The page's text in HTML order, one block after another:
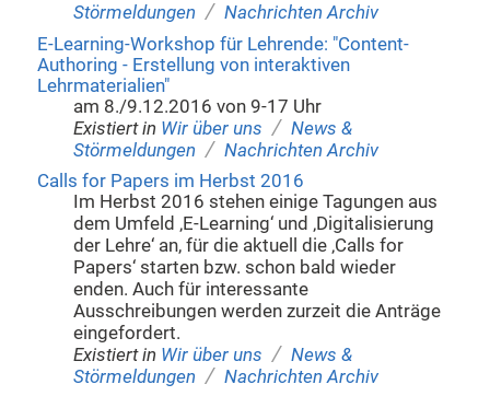
Störmeldungen / Nachrichten Archiv
E-Learning-Workshop für Lehrende: "Content-
Authoring - Erstellung von interaktiven
Lehrmaterialien"
am 8./9.12.2016 von 9-17 Uhr
Existiert in Wir über uns / News &
Störmeldungen / Nachrichten Archiv
Calls for Papers im Herbst 2016
Im Herbst 2016 stehen einige Tagungen aus
dem Umfeld ‚E-Learning‘ und ‚Digitalisierung
der Lehre‘ an, für die aktuell die ‚Calls for
Papers‘ starten bzw. schon bald wieder
enden. Auch für interessante
Ausschreibungen werden zurzeit die Anträge
eingefordert.
Existiert in Wir über uns / News &
Störmeldungen / Nachrichten Archiv